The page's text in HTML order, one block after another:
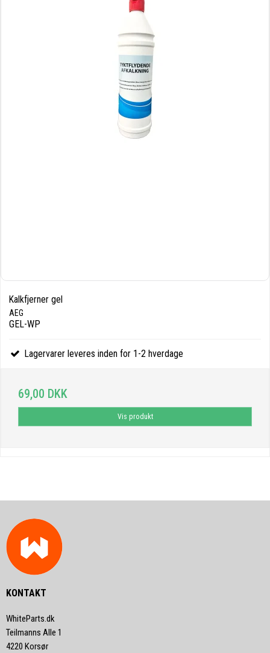
Kalkfjerner gel
AEG
GEL-WP
Lagervarer leveres inden for 1-2 hverdage
69,00 DKK
Vis produkt
KONTAKT
WhiteParts.dk
Teilmanns Alle 1
4220 Korsør